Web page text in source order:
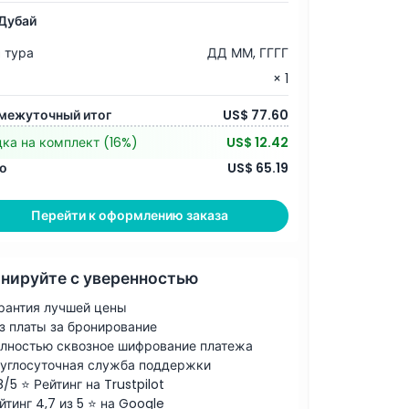
тура
ДД ММ, ГГГГ
× 1
итог
US$ 77.60
на комплект (16%)
US$ 12.42
US$ 65.19
Перейти к оформлению заказа
с уверенностью
лучшей цены
платы за бронирование
сквозное шифрование платежа
служба поддержки
5 ⭐ Рейтинг на Trustpilot
4,7 из 5 ⭐ на Google